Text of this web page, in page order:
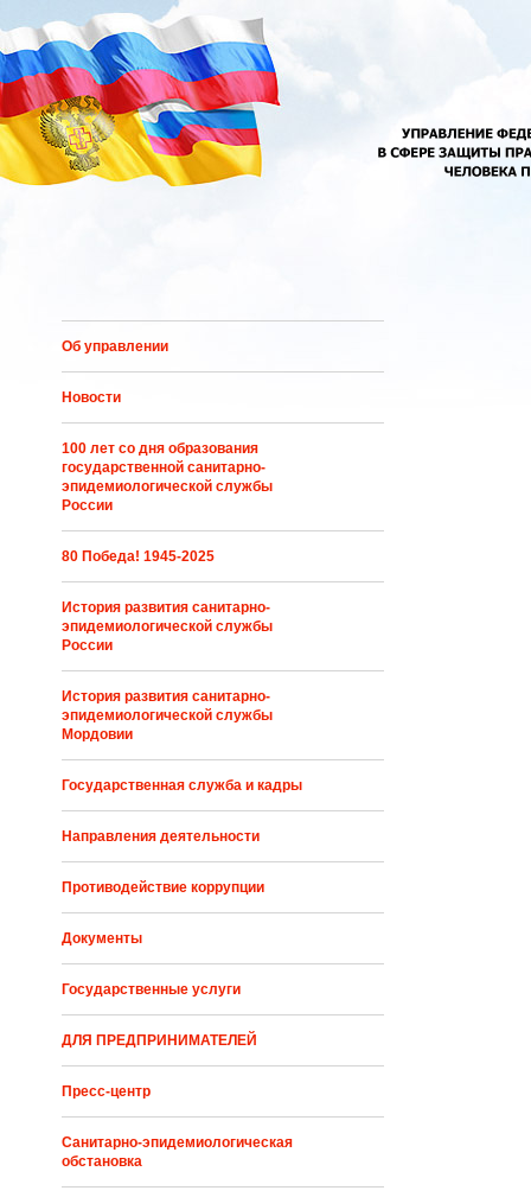
Перейти к основному содержанию
Об управлении
Новости
100 лет со дня образования
государственной санитарно-
эпидемиологической службы
России
80 Победа! 1945-2025
История развития санитарно-
эпидемиологической службы
России
История развития санитарно-
эпидемиологической службы
Мордовии
Государственная служба и кадры
Направления деятельности
Противодействие коррупции
Документы
Государственные услуги
ДЛЯ ПРЕДПРИНИМАТЕЛЕЙ
Пресс-центр
Санитарно-эпидемиологическая
обстановка